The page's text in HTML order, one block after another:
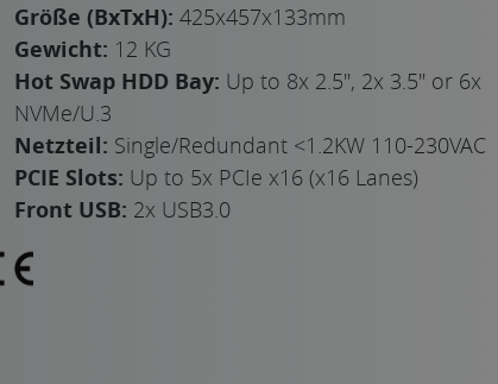
Größe (BxTxH): 425x457x133mm
Gewicht: 12 KG
Hot Swap HDD Bay: Up to 8x 2.5", 2x 3.5" or 6x
NVMe/U.3
Netzteil: Single/Redundant <1.2KW 110-230VAC
PCIE Slots: Up to 5x PCIe x16 (x16 Lanes)
Front USB: 2x USB3.0